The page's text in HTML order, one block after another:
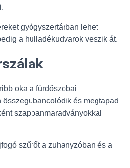
gyógyszertárban lehet
a hulladékudvarok veszik át.
oka a fürdőszobai
és megtapad
szappanmaradványokkal
szűrőt a zuhanyzóban és a